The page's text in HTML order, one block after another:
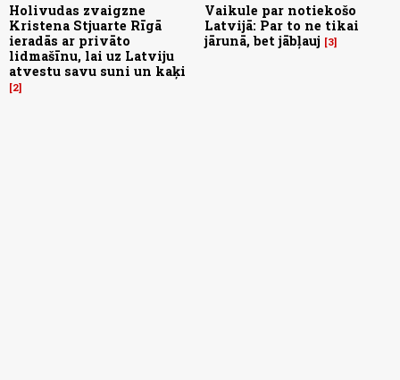
Holivudas zvaigzne
Kristena Stjuarte Rīgā
ieradās ar privāto
lidmašīnu, lai uz Latviju
atvestu savu suni un kaķi
2
Vaikule par notiekošo
Latvijā: Par to ne tikai
jārunā, bet jābļauj
3